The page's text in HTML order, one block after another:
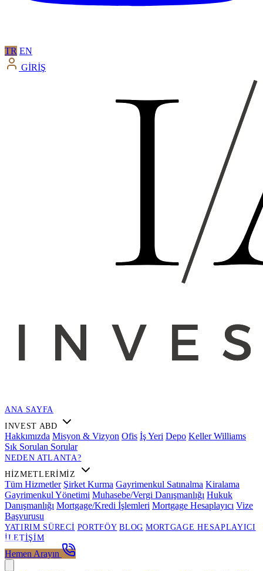
TR EN
GİRİŞ
ANA SAYFA
INVEST ABD
Hakkımızda Misyon & Vizyon Ofis İş Yeri Depo Keller Williams
Sık Sorulan Sorular
NEDEN ATLANTA?
HIZMETLERIMIZ
Tüm Hizmetler Şirket Kurma Gayrimenkul Satınalma Kiralama
Gayrimenkul Yönetimi Muhasebe/Vergi Danışmanlığı Hukuk
Danışmanlığı Mortgage/Kredi İşlemleri Mortgage Hesaplayıcı Vize
Başvurusu
YATIRIM SÜRECI PORTFÖY BLOG MORTGAGE HESAPLAYICI
İLETIŞIM
Hemen Arayın